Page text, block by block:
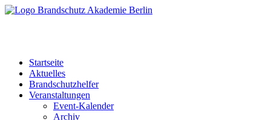
Startseite
Aktuelles
Brandschutzhelfer
Veranstaltungen
Event-Kalender
Archiv